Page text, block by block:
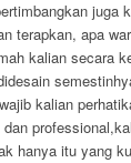
terapkan, apa
kalian secara
kalian
hanya itu yang